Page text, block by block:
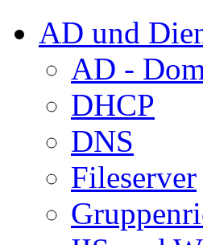
AD und
AD -
DHCP
DNS
Fileserver